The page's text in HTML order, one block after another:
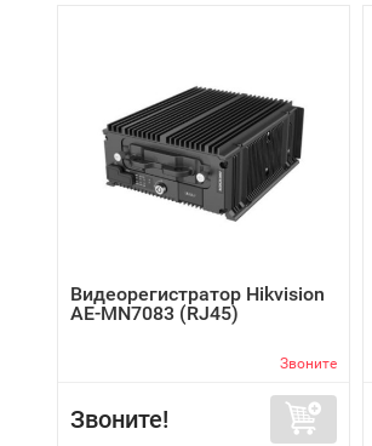
Видеорегистратор Hikvision
AE-MN7083 (RJ45)
Звоните
Звоните!